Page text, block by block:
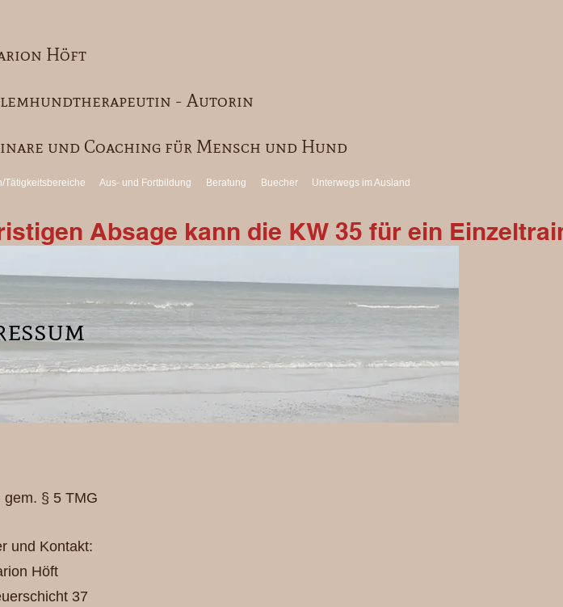
Höft
- Autorin
und Coaching für Mensch und Hund
Tätigkeitsbereiche Aus- und Fortbildung Beratung Buecher Unterwegs im Ausland
Absage kann die KW 35 für ein
gem. § 5 TMG
und Kontakt:
Höft
37